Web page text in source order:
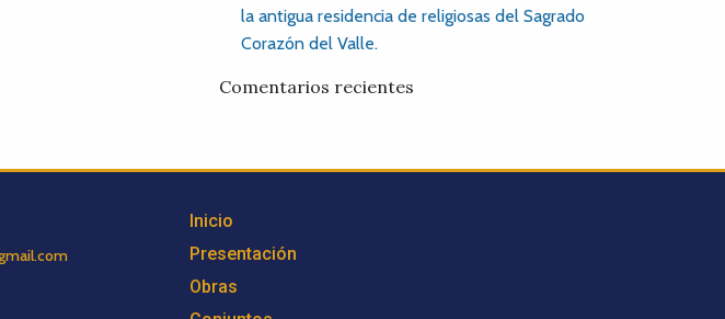
la antigua residencia de religiosas del Sagrado
Corazón del Valle.
Comentarios recientes
Inicio
Presentación
Obras